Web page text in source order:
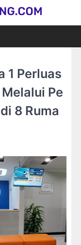
1 Perluas
Pe
8 Ruma